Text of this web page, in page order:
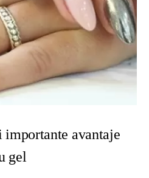
importante avantaje
gel